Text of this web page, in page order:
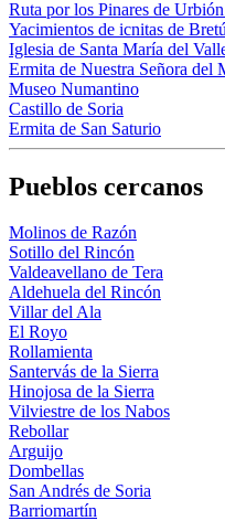
Ruta por los Pinares de
Yacimientos de icnitas de
Iglesia de Santa María del
Ermita de Nuestra Señora del
Museo Numantino
Castillo de Soria
Ermita de San Saturio
Pueblos cercanos
Molinos de Razón
Sotillo del Rincón
Valdeavellano de Tera
Aldehuela del Rincón
Villar del Ala
El Royo
Rollamienta
Santervás de la Sierra
Hinojosa de la Sierra
Vilviestre de los Nabos
Rebollar
Arguijo
Dombellas
San Andrés de Soria
Barriomartín